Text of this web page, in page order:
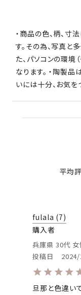
・商品の色、柄、寸
す。その為、写真と
た、パソコンの環境
なります。 ・陶製品
いには十分、お気を
fulala 7
購入者
兵庫県 30代
投稿日
旦那と色違い